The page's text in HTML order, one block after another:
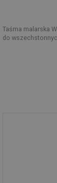
Taśma malarska
do